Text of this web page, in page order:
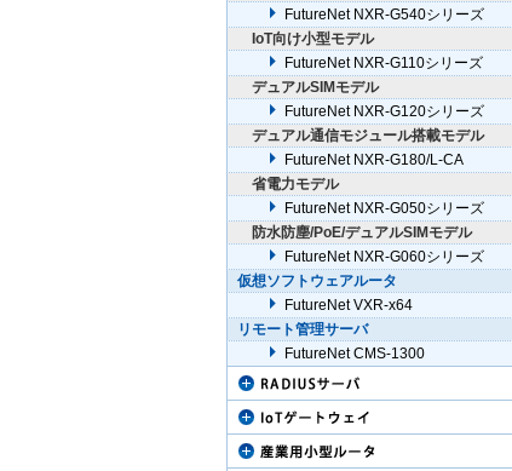
FutureNet NXR-G540シリーズ
IoT向け小型モデル
FutureNet NXR-G110シリーズ
デュアルSIMモデル
FutureNet NXR-G120シリーズ
デュアル通信モジュール搭載モデル
FutureNet NXR-G180/L-CA
省電力モデル
FutureNet NXR-G050シリーズ
防水防塵/PoE/デュアルSIMモデル
FutureNet NXR-G060シリーズ
仮想ソフトウェアルータ
FutureNet VXR-x64
リモート管理サーバ
FutureNet CMS-1300